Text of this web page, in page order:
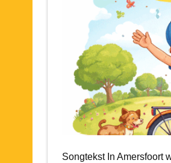
Songtekst In Amersfoort